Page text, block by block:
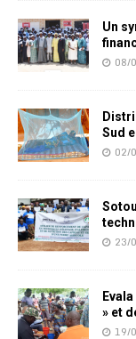
Un
08/
Sud
02/
23/
» et
19/